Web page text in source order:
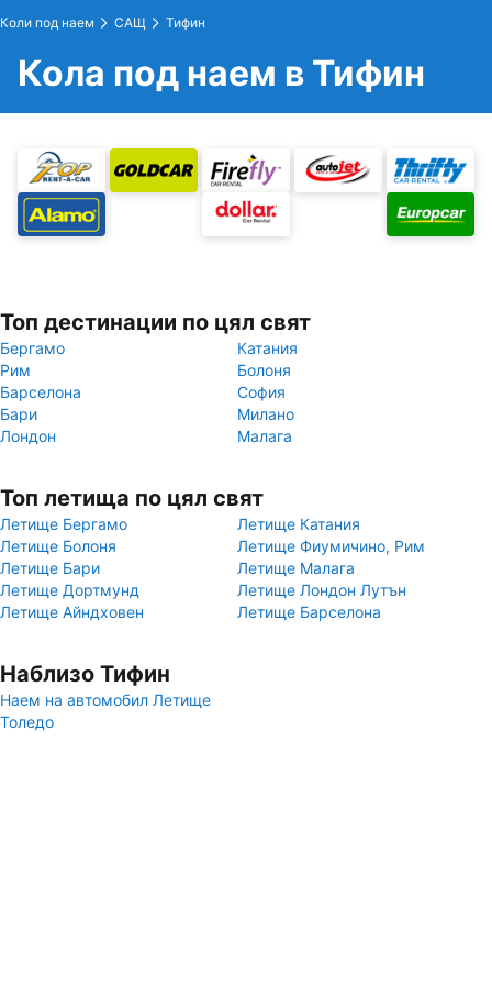
Коли под наем САЩ Тифин
Кола под наем в Тифин
Топ дестинации по цял свят
Бергамо
Катания
Рим
Болоня
Барселона
София
Бари
Милано
Лондон
Малага
Топ летища по цял свят
Летище Бергамо
Летище Катания
Летище Болоня
Летище Фиумичино, Рим
Летище Бари
Летище Малага
Летище Дортмунд
Летище Лондон Лутън
Летище Айндховен
Летище Барселона
Наблизо Тифин
Наем на автомобил Летище
Толедо